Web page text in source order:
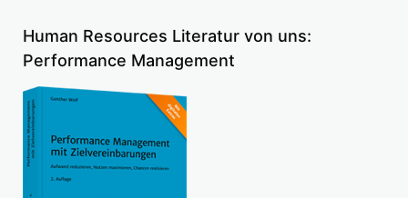
Human Resources Literatur von uns:
Performance Management